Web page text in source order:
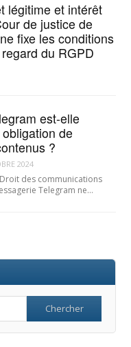
légitime et intérêt
de justice de
fixe les conditions
du RGPD
est-elle
de
?
2024
des communications
Telegram ne…